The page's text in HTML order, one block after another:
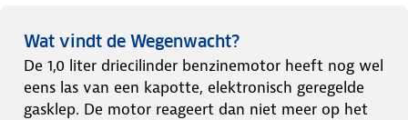
Wat vindt de Wegenwacht?
De 1,0 liter driecilinder benzinemotor heeft nog wel
eens las van een kapotte, elektronisch geregelde
gasklep. De motor reageert dan niet meer op het